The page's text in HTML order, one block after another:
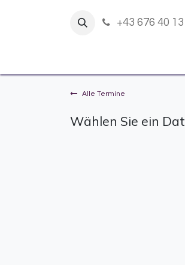
+43 676 40
Alle Termine
Wählen Sie ein